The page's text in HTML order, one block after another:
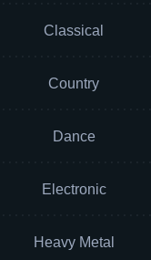
Classical
Country
Dance
Electronic
Heavy Metal